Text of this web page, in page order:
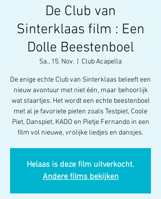
De Club van
Sinterklaas film : Een
Dolle Beestenboel
Sa., 15. Nov. Club Acapella
De enige echte Club van Sinterklaas beleeft een
nieuw avontuur met niet één, maar behoorlijk
wat staartjes. Het wordt een echte beestenboel
met al je favoriete pieten zoals Testpiet, Coole
Piet, Danspiet, KADO en Pietje Fernando in een
film vol nieuwe, vrolijke liedjes en dansjes.
Helaas is deze film uitverkocht.
Andere films bekijken